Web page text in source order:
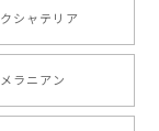
【 ボーダーコリー 水彩画風 毛色4色 】 手帳 スマホケース 犬 うちの子 iPhone & Android
シャテリア
ラニアン